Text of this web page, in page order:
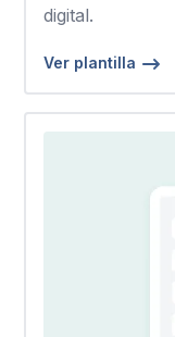
digital.
Ver plantilla